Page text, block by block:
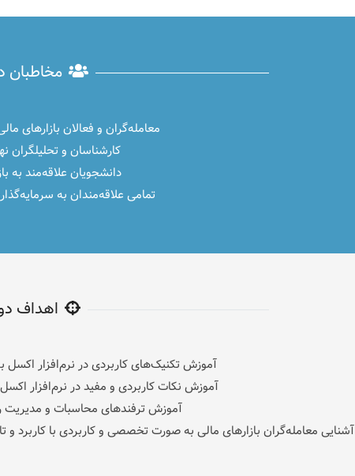
مخاطبان
معامله‌گران و فعالان بازارهای
کارشناسان و تحلیلگران
دانشجویان علاقه‌مند به
تمامی علاقه‌مندان به
اهداف
آموزش تکنیک‌های کاربردی در نرم‌افزار اکسل
آموزش نکات کاربردی و مفید در نرم‌افزار
آموزش ترفندهای محاسبات و
آشنایی معامله‌گران بازارهای مالی به صورت تخصصی و کاربردی با کاربرد و